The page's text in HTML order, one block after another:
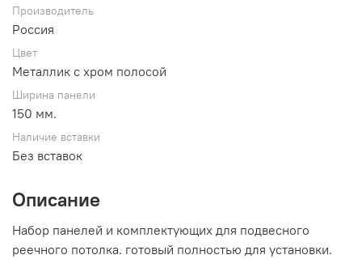
Производитель
Россия
Цвет
Металлик с хром полосой
Ширина панели
150 мм.
Наличие вставки
Без вставок
Описание
Набор панелей и комплектующих для подвесного
реечного потолка. готовый полностью для установки.